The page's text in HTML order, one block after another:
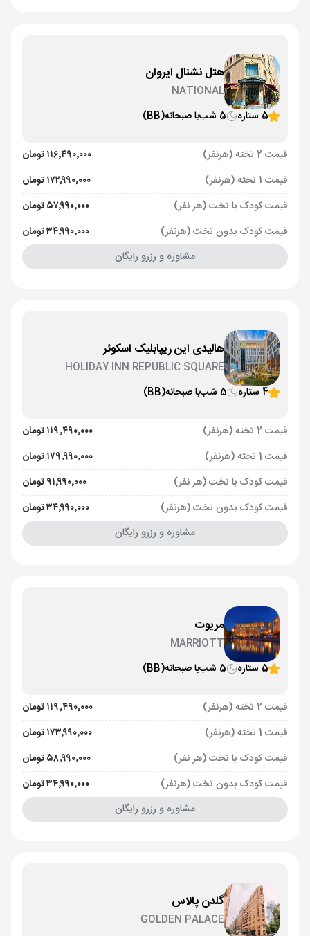
هتل نشنال ایروان
NATIONAL
5 ستاره
5 شب با صبحانه(BB)
قیمت 2 تخته (هرنفر)
۱۱۶٬۴۹۰٬۰۰۰ تومان
قیمت 1 تخته (هرنفر)
۱۷۲٬۹۹۰٬۰۰۰ تومان
قیمت کودک با تخت (هر نفر)
۵۷٬۹۹۰٬۰۰۰ تومان
قیمت کودک بدون تخت (هرنفر)
۳۴٬۹۹۰٬۰۰۰ تومان
مشاوره و رزرو رایگان
هالیدی این ریپابلیک اسکوئر
HOLIDAY INN REPUBLIC SQUARE
4 ستاره
5 شب با صبحانه(BB)
قیمت 2 تخته (هرنفر)
۱۱۹٬۴۹۰٬۰۰۰ تومان
قیمت 1 تخته (هرنفر)
۱۷۹٬۹۹۰٬۰۰۰ تومان
قیمت کودک با تخت (هر نفر)
۹۱٬۹۹۰٬۰۰۰ تومان
قیمت کودک بدون تخت (هرنفر)
۳۴٬۹۹۰٬۰۰۰ تومان
مشاوره و رزرو رایگان
مریوت
MARRIOTT
5 ستاره
5 شب با صبحانه(BB)
قیمت 2 تخته (هرنفر)
۱۱۹٬۴۹۰٬۰۰۰ تومان
قیمت 1 تخته (هرنفر)
۱۷۳٬۹۹۰٬۰۰۰ تومان
قیمت کودک با تخت (هر نفر)
۵۸٬۹۹۰٬۰۰۰ تومان
قیمت کودک بدون تخت (هرنفر)
۳۴٬۹۹۰٬۰۰۰ تومان
مشاوره و رزرو رایگان
گلدن پالاس
GOLDEN PALACE